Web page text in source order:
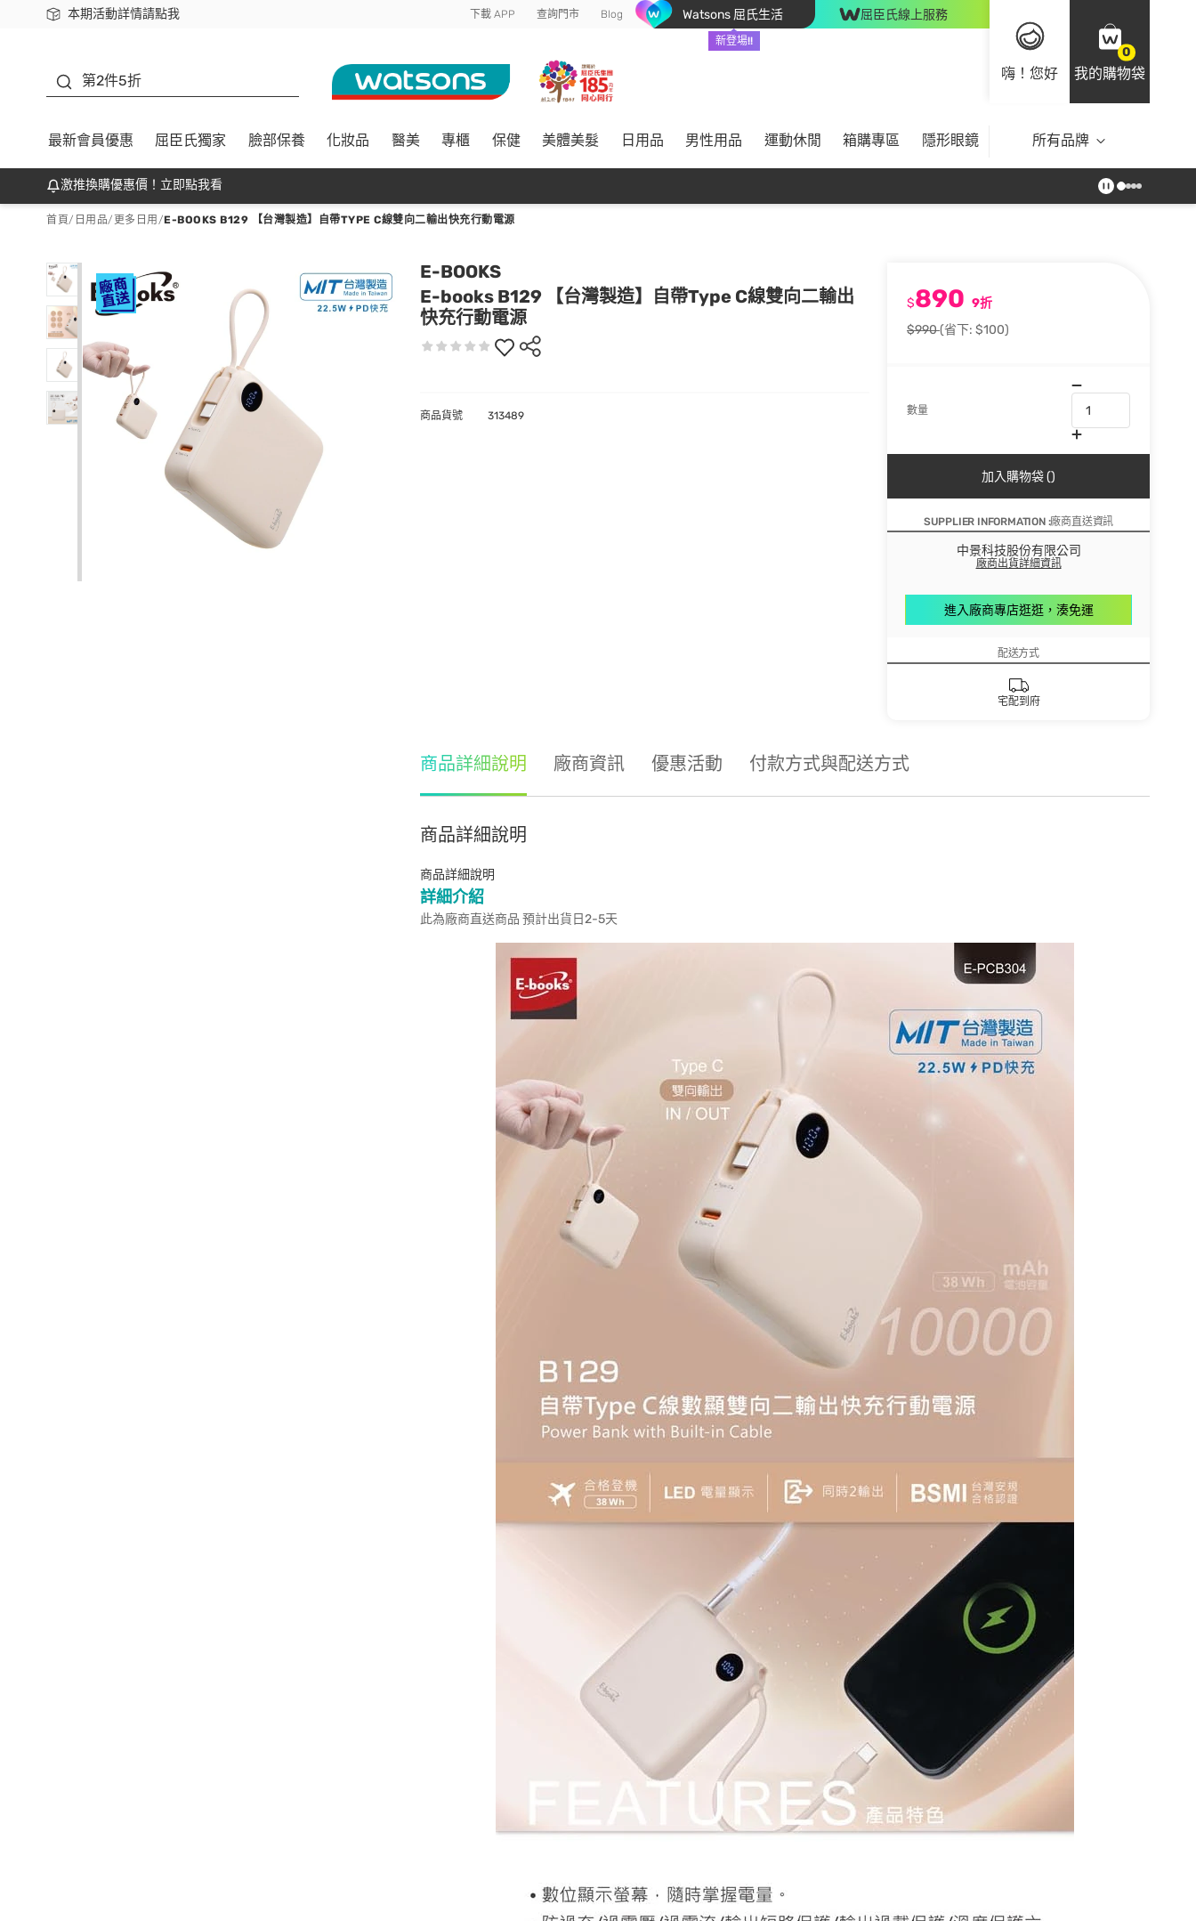
本期活動詳情請點我
下載app最高回饋$350 下載 APP 查詢門市 Blog Watsons 屈氏生活
新登場!!
屈臣氏線上服務
嗨！您好
0
我的購物袋
第2件5折
最新會員優惠 屈臣氏獨家 臉部保養 化妝品 醫美 專櫃 保健 美體美髮 日用品 男性用品 運動休閒 箱購專區 隱形眼鏡 所有品牌
激推換購優惠價！立即點我看
首頁/ 日用品/ 更多日用 /E-BOOKS B129 【台灣製造】自帶TYPE C線雙向二輸出快充行動電源
E-BOOKS
E-books B129 【台灣製造】自帶Type C線雙向二輸出
快充行動電源
$890 9折
$990(省下: $100)
數量
加入購物袋 ()
SUPPLIER INFORMATION :廠商直送資訊
中景科技股份有限公司
廠商出貨詳細資訊
進入廠商專店逛逛，湊免運
配送方式
宅配到府
商品貨號 313489
商品詳細說明 廠商資訊 優惠活動 付款方式與配送方式
商品詳細說明
商品詳細說明
詳細介紹
此為廠商直送商品 預計出貨日2-5天